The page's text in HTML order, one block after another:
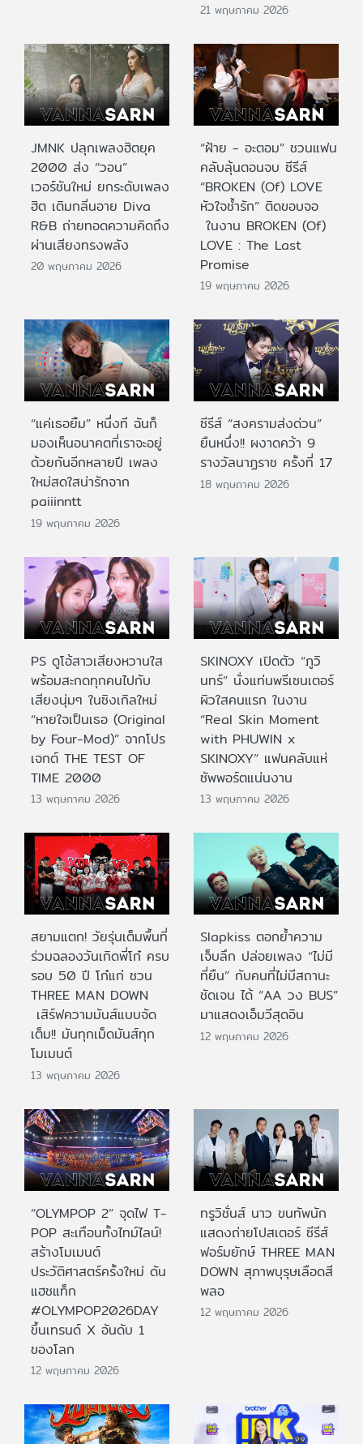
21 พฤษภาคม 2026
JMNK ปลุกเพลงฮิตยุค
2000 ส่ง “วอน”
เวอร์ชันใหม่ ยกระดับเพลง
ฮิต เติมกลิ่นอาย Diva
R&B ถ่ายทอดความคิดถึง
ผ่านเสียงทรงพลัง
20 พฤษภาคม 2026
“ฝ้าย - อะตอม” ชวนแฟน
คลับลุ้นตอนจบ ซีรีส์
“BROKEN (Of) LOVE
หัวใจช้ำรัก” ติดขอบจอ
ในงาน BROKEN (Of)
LOVE : The Last
Promise
19 พฤษภาคม 2026
“แค่เธอยิ้ม” หนึ่งที ฉันก็
มองเห็นอนาคตที่เราจะอยู่
ด้วยกันอีกหลายปี เพลง
ใหม่สดใสน่ารักจาก
paiiinntt
19 พฤษภาคม 2026
ซีรีส์ “สงครามส่งด่วน”
ยืนหนึ่ง!! ผงาดคว้า 9
รางวัลนาฏราช ครั้งที่ 17
18 พฤษภาคม 2026
PS ดูโอ้สาวเสียงหวานใส
พร้อมสะกดทุกคนไปกับ
เสียงนุ่มๆ ในซิงเกิลใหม่
“หายใจเป็นเธอ (Original
by Four-Mod)” จากโปร
เจกต์ THE TEST OF
TIME 2000
13 พฤษภาคม 2026
SKINOXY เปิดตัว “ภูวิ
นทร์” นั่งแท่นพรีเซนเตอร์
ผิวใสคนแรก ในงาน
“Real Skin Moment
with PHUWIN x
SKINOXY” แฟนคลับแห่
ซัพพอร์ตแน่นงาน
13 พฤษภาคม 2026
สยามแตก! วัยรุ่นเต็มพื้นที่
ร่วมฉลองวันเกิดพี่โก๋ ครบ
รอบ 50 ปี โก๋แก่ ชวน
THREE MAN DOWN
เสิร์ฟความมันส์แบบจัด
เต็ม!! มันทุกเม็ดมันส์ทุก
โมเมนต์
13 พฤษภาคม 2026
Slapkiss ตอกย้ำความ
เจ็บลึก ปล่อยเพลง “ไม่มี
ที่ยืน” กับคนที่ไม่มีสถานะ
ชัดเจน ได้ “AA วง BUS”
มาแสดงเอ็มวีสุดอิน
12 พฤษภาคม 2026
“OLYMPOP 2” จุดไฟ T-
POP สะเทือนทั้งไทม์ไลน์!
สร้างโมเมนต์
ประวัติศาสตร์ครั้งใหม่ ดัน
แฮชแท็ก
#OLYMPOP2026DAY
ขึ้นเทรนด์ X อันดับ 1
ของโลก
12 พฤษภาคม 2026
ทรูวิชั่นส์ นาว ขนทัพนัก
แสดงถ่ายโปสเตอร์ ซีรีส์
ฟอร์มยักษ์ THREE MAN
DOWN สุภาพบุรุษเลือดสี
พลอ
12 พฤษภาคม 2026